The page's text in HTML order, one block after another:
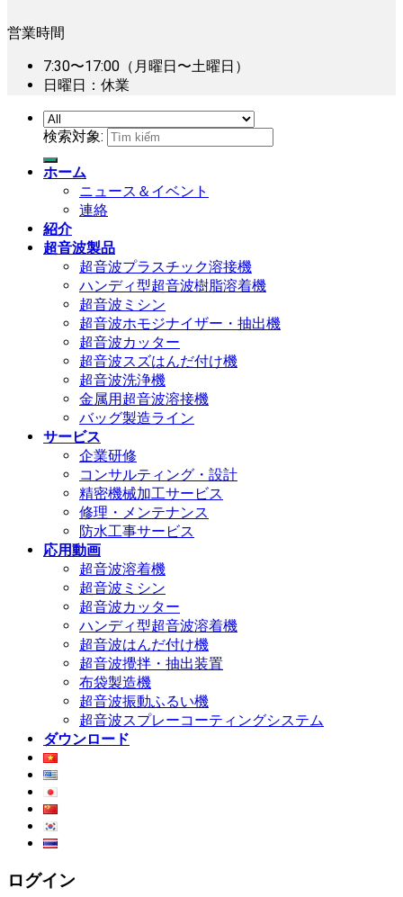
営業時間
7:30〜17:00（月曜日〜土曜日）
日曜日：休業
検索対象:
ホーム
ニュース＆イベント
連絡
紹介
超音波製品
超音波プラスチック溶接機
ハンディ型超音波樹脂溶着機
超音波ミシン
超音波ホモジナイザー・抽出機
超音波カッター
超音波スズはんだ付け機
超音波洗浄機
金属用超音波溶接機
バッグ製造ライン
サービス
企業研修
コンサルティング・設計
精密機械加工サービス
修理・メンテナンス
防水工事サービス
応用動画
超音波溶着機
超音波ミシン
超音波カッター
ハンディ型超音波溶着機
超音波はんだ付け機
超音波攪拌・抽出装置
布袋製造機
超音波振動ふるい機
超音波スプレーコーティングシステム
ダウンロード
ログイン